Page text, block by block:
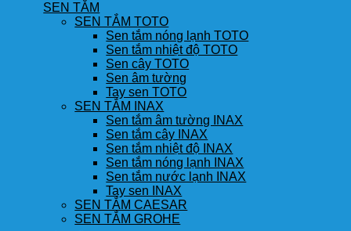
SEN TẮM
SEN TẮM TOTO
Sen tắm nóng lạnh TOTO
Sen tắm nhiệt độ TOTO
Sen cây TOTO
Sen âm tường
Tay sen TOTO
SEN TẮM INAX
Sen tắm âm tường INAX
Sen tắm cây INAX
Sen tắm nhiệt độ INAX
Sen tắm nóng lạnh INAX
Sen tắm nước lạnh INAX
Tay sen INAX
SEN TẮM CAESAR
SEN TẮM GROHE